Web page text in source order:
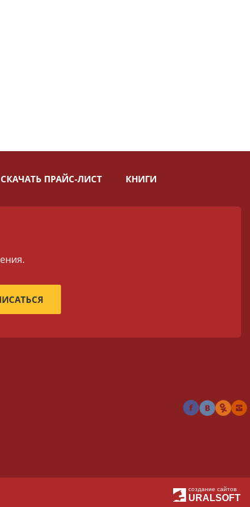
СКАЧАТЬ ПРАЙС-ЛИСТ КНИГИ
создание сайтов
URALSOFT